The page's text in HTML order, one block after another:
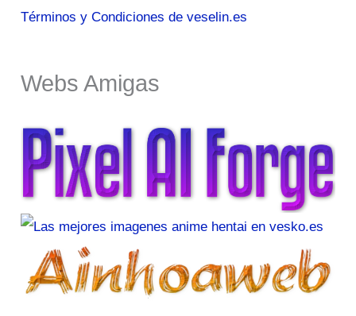
Términos y Condiciones de veselin.es
Webs Amigas